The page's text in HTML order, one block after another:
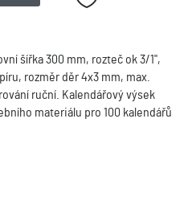
šířka 300 mm, rozteč ok 3/1",
rozměr děr 4x3 mm, max.
ruční. Kalendářový výsek
materiálu pro 100 kalendářů